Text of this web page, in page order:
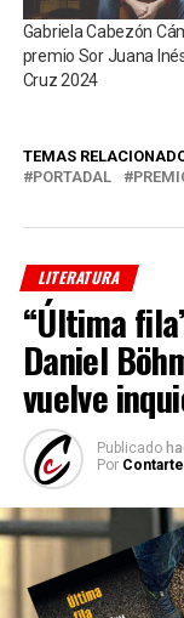
Gabriela Cabezón
premio Sor Juana
Cruz 2024
TEMAS
PORTADAL
LITERATURA
“Última
Daniel
vuelve
Publicado
Por